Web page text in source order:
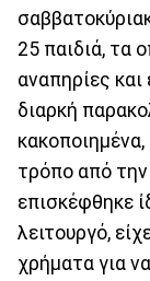
25 παιδιά, τα
αναπηρίες
διαρκή
τρόπο από
επισκέφθηκε
λειτουργό,
χρήματα για